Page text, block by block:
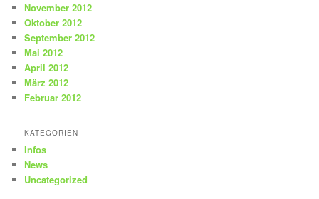
November 2012
Oktober 2012
September 2012
Mai 2012
April 2012
März 2012
Februar 2012
KATEGORIEN
Infos
News
Uncategorized